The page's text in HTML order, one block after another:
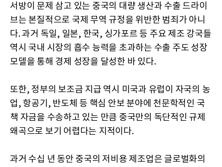
서방이 문제 삼고 있는 중국의 대량 생산과 수출 드라이
브는 본질적으로 국제 무역 규정을 위반한 범죄가 아니
다. 과거 독일, 일본, 한국, 싱가포르 등 주요 제조 강국들
역시 국내 시장의 흡수 능력을 초과하는 수출 주도 성장
모델을 통해 경제 성장을 달성한 바 있다.
또한, 정부의 보조금 지급 역시 미국과 유럽이 자국의 농
업, 항공기, 반도체 등 핵심 안보 분야에 천문학적인 국
책 자금을 수송하고 있는 만큼 중국만의 독단적인 규제
왜곡으로 보기 어렵다는 지적이다.
과거 수십 년 동안 중국의 저비용 제조업은 글로벌화의